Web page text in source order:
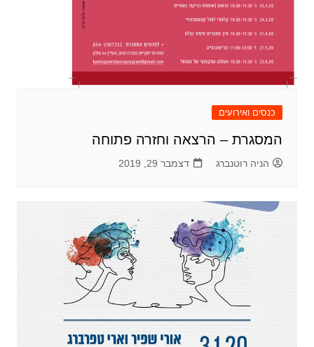
כנסים ואירועים
המסגרת – הרצאה וחזרה פתוחה
הניה רוטנברג דצמבר 29, 2019